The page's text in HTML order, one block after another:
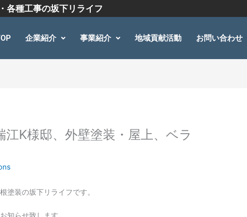
各種工事の坂下リライフ
企業紹介 事業紹介 地域貢献活動 お問い合わせ
江K様邸、外壁塗装・屋上、ベラ
塗装の坂下リライフです。